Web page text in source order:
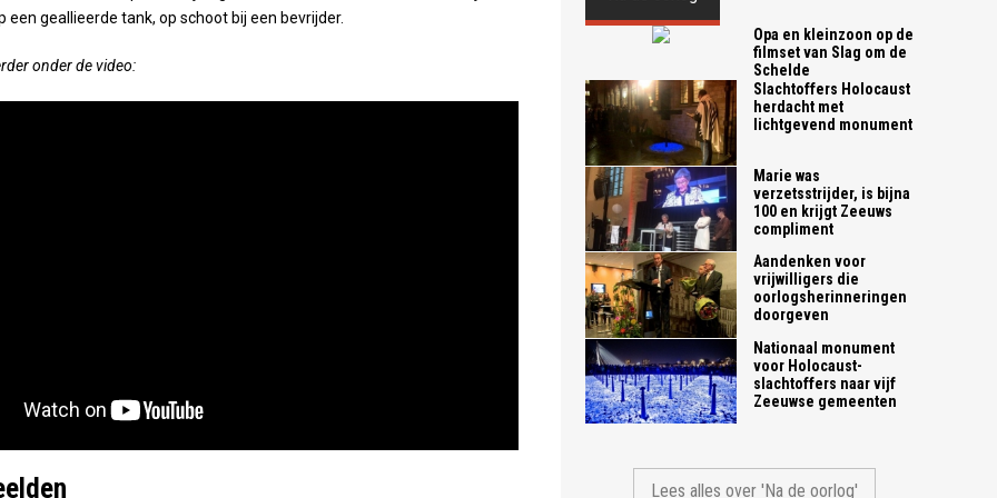
een geallieerde tank, op schoot bij een bevrijder.
onder de video:
Opa en kleinzoon op de
filmset van Slag om de
Schelde
Slachtoffers Holocaust
herdacht met
lichtgevend monument
Marie was
verzetsstrijder, is bijna
100 en krijgt Zeeuws
compliment
Aandenken voor
vrijwilligers die
oorlogsherinneringen
doorgeven
Nationaal monument
voor Holocaust-
slachtoffers naar vijf
Zeeuwse gemeenten
Lees alles over 'Na de oorlog'